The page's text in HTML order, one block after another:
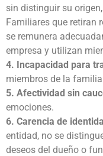
sin distinguir su
Familiares que retiran
se remunera
empresa y utilizan
4. Incapacidad para
miembros de la
5. Afectividad sin
emociones.
6. Carencia de
entidad, no se
deseos del dueño o